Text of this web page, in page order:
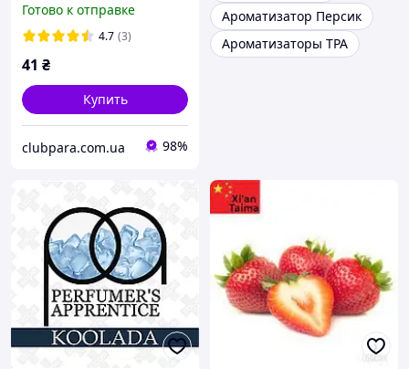
Готово к отправке
4.7 (3)
41 ₴
Купить
clubpara.com.ua 98%
Ароматизатор Персик
Ароматизаторы TPA